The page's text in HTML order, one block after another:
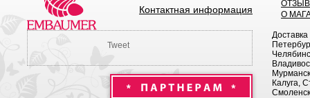
Контактная информация
О
Tweet
Калуга,